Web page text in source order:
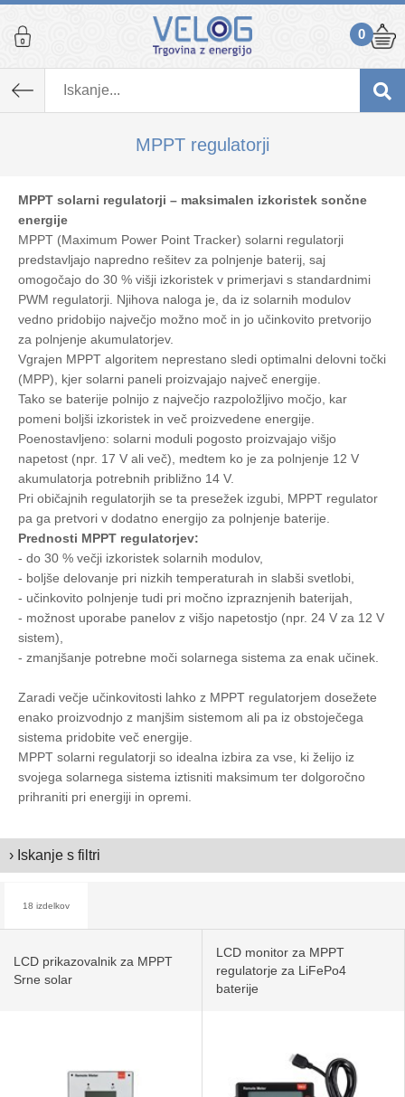
0
MPPT regulatorji
MPPT solarni regulatorji – maksimalen izkoristek sončne
energije
MPPT (Maximum Power Point Tracker) solarni regulatorji
predstavljajo napredno rešitev za polnjenje baterij, saj
omogočajo do 30 % višji izkoristek v primerjavi s standardnimi
PWM regulatorji. Njihova naloga je, da iz solarnih modulov
vedno pridobijo največjo možno moč in jo učinkovito pretvorijo
za polnjenje akumulatorjev.
Vgrajen MPPT algoritem neprestano sledi optimalni delovni točki
(MPP), kjer solarni paneli proizvajajo največ energije.
Tako se baterije polnijo z največjo razpoložljivo močjo, kar
pomeni boljši izkoristek in več proizvedene energije.
Poenostavljeno: solarni moduli pogosto proizvajajo višjo
napetost (npr. 17 V ali več), medtem ko je za polnjenje 12 V
akumulatorja potrebnih približno 14 V.
Pri običajnih regulatorjih se ta presežek izgubi, MPPT regulator
pa ga pretvori v dodatno energijo za polnjenje baterije.
Prednosti MPPT regulatorjev:
- do 30 % večji izkoristek solarnih modulov,
- boljše delovanje pri nizkih temperaturah in slabši svetlobi,
- učinkovito polnjenje tudi pri močno izpraznjenih baterijah,
- možnost uporabe panelov z višjo napetostjo (npr. 24 V za 12 V
sistem),
- zmanjšanje potrebne moči solarnega sistema za enak učinek.
Zaradi večje učinkovitosti lahko z MPPT regulatorjem dosežete
enako proizvodnjo z manjšim sistemom ali pa iz obstoječega
sistema pridobite več energije.
MPPT solarni regulatorji so idealna izbira za vse, ki želijo iz
svojega solarnega sistema iztisniti maksimum ter dolgoročno
prihraniti pri energiji in opremi.
› Iskanje s filtri
18 izdelkov
LCD prikazovalnik za MPPT
Srne solar
LCD monitor za MPPT
regulatorje za LiFePo4
baterije